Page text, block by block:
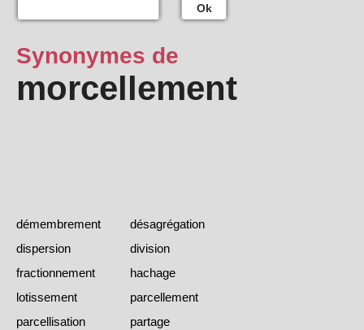
Ok
Synonymes de
morcellement
démembrement
désagrégation
dispersion
division
fractionnement
hachage
lotissement
parcellement
parcellisation
partage